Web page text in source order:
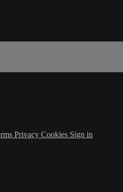
Privacy Cookies Sign in